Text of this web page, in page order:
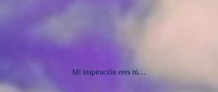
Mi inspiración eres tú…